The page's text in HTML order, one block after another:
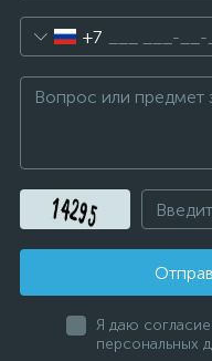
+7
Я даю
персональных